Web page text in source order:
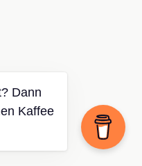
Dann
Kaffee